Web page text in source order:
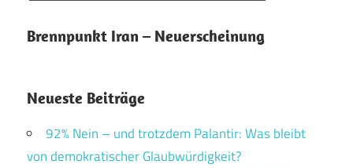
Brennpunkt Iran – Neuerscheinung
Neueste Beiträge
92% Nein – und trotzdem Palantir: Was bleibt
von demokratischer Glaubwürdigkeit?